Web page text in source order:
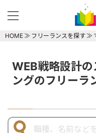
HOME フリーランスを探す
WEB戦略設計の
ングのフリーラ